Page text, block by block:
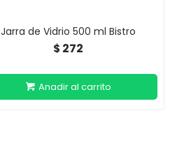
Jarra de Vidrio 500 ml Bistro
$ 272